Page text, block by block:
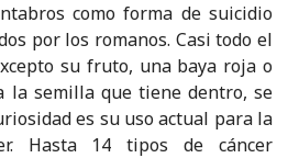
como forma de suicidio
por los romanos. Casi todo el
su fruto, una baya roja o
la semilla que tiene dentro, se
es su uso actual para la
Hasta 14 tipos de cáncer